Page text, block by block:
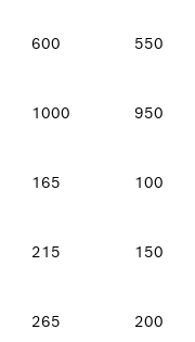
600 550
1000 950
165 100
215 150
265 200